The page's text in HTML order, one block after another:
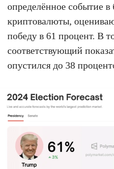
определённое событие
криптовалюты,
победу в 61 процент. В
соответствующий
опустился до 38